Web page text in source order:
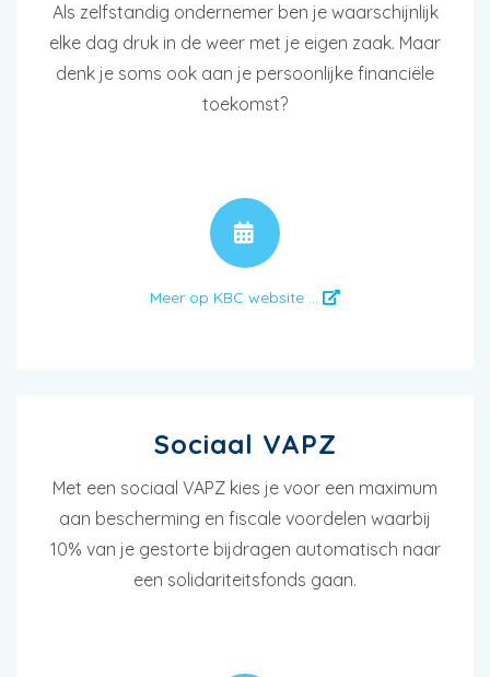
Als zelfstandig ondernemer ben je waarschijnlijk
elke dag druk in de weer met je eigen zaak. Maar
denk je soms ook aan je persoonlijke financiële
toekomst?
Meer op KBC website ...
Sociaal VAPZ
Met een sociaal VAPZ kies je voor een maximum
aan bescherming en fiscale voordelen waarbij
10% van je gestorte bijdragen automatisch naar
een solidariteitsfonds gaan.